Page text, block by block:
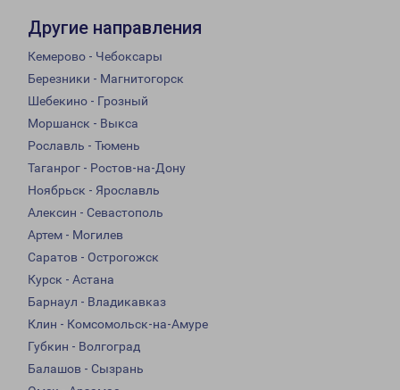
Другие направления
Кемерово - Чебоксары
Березники - Магнитогорск
Шебекино - Грозный
Моршанск - Выкса
Рославль - Тюмень
Таганрог - Ростов-на-Дону
Ноябрьск - Ярославль
Алексин - Севастополь
Артем - Могилев
Саратов - Острогожск
Курск - Астана
Барнаул - Владикавказ
Клин - Комсомольск-на-Амуре
Губкин - Волгоград
Балашов - Сызрань